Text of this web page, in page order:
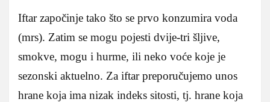
Iftar započinje tako što se prvo konzumira voda
(mrs). Zatim se mogu pojesti dvije-tri šljive,
smokve, mogu i hurme, ili neko voće koje je
sezonski aktuelno. Za iftar preporučujemo unos
hrane koja ima nizak indeks sitosti, tj. hrane koja